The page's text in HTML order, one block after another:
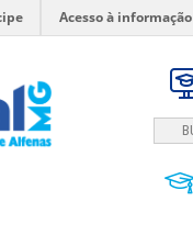
Acesso à informação